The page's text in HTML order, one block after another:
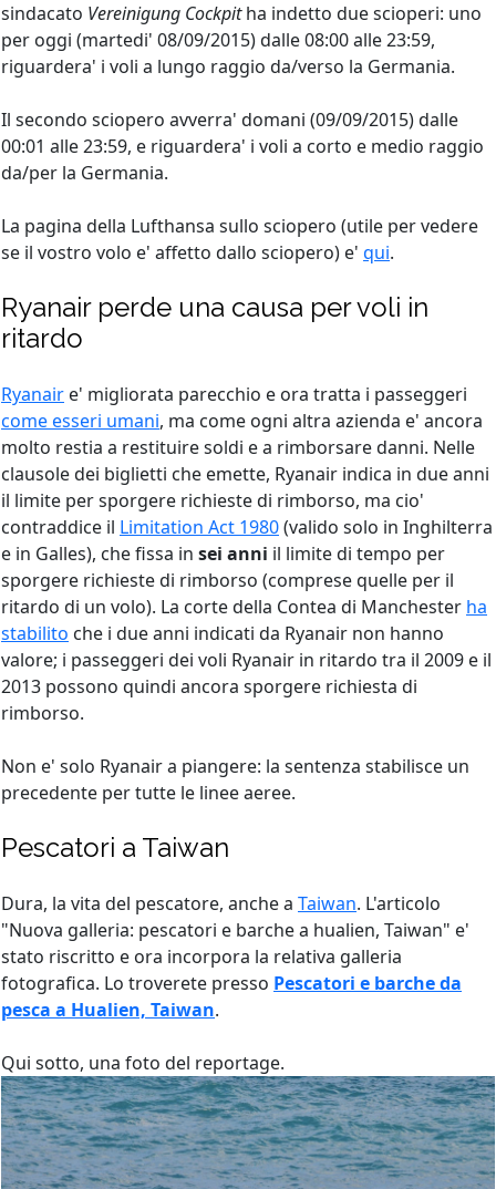
sindacato Vereinigung Cockpitha indetto due scioperi: uno
per oggi (martedi' 08/09/2015) dalle 08:00 alle 23:59,
riguardera' i voli a lungo raggio da/verso la Germania.
Il secondo sciopero avverra' domani (09/09/2015) dalle
00:01 alle 23:59, e riguardera' i voli a corto e medio raggio
da/per la Germania.
La pagina della Lufthansa sullo sciopero (utile per vedere
se il vostro volo e' affetto dallo sciopero) e' qui.
Ryanair perde una causa per voli in
ritardo
Ryanair e' migliorata parecchio e ora tratta i passeggeri
come esseri umani, ma come ogni altra azienda e' ancora
molto restia a restituire soldi e a rimborsare danni. Nelle
clausole dei biglietti che emette, Ryanair indica in due anni
il limite per sporgere richieste di rimborso, ma cio'
contraddice il Limitation Act 1980(valido solo in Inghilterra
e in Galles), che fissa in sei anni il limite di tempo per
sporgere richieste di rimborso (comprese quelle per il
ritardo di un volo). La corte della Contea di Manchester ha
stabilito che i due anni indicati da Ryanair non hanno
valore; i passeggeri dei voli Ryanair in ritardo tra il 2009 e il
2013 possono quindi ancora sporgere richiesta di
rimborso.
Non e' solo Ryanair a piangere: la sentenza stabilisce un
precedente per tutte le linee aeree.
Pescatori a Taiwan
Dura, la vita del pescatore, anche a Taiwan. L'articolo
"Nuova galleria: pescatori e barche a hualien, Taiwan" e'
stato riscritto e ora incorpora la relativa galleria
fotografica. Lo troverete presso Pescatori e barche da
pesca a Hualien, Taiwan.
Qui sotto, una foto del reportage.